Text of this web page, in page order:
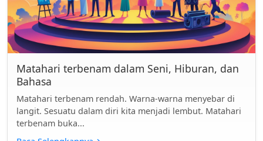
Matahari terbenam dalam Seni, Hiburan, dan
Bahasa
Matahari terbenam rendah. Warna-warna menyebar di
langit. Sesuatu dalam diri kita menjadi lembut. Matahari
terbenam buka...